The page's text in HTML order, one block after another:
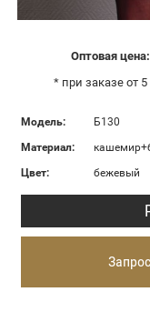
Оптовая цена:
* при заказе от 5
Модель:
Б130
Материал:
Цвет:
бежевый